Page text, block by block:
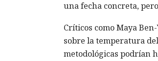
una fecha concreta,
Críticos como Maya
sobre la temperatura
metodológicas podrían